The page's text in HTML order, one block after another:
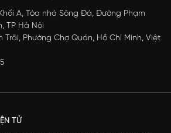
A, Tòa nhà Sông Đà, Đường Phạm
TP Hà Nội
Trãi, Phường Chợ Quán, Hồ Chí Minh, Việt
TỬ